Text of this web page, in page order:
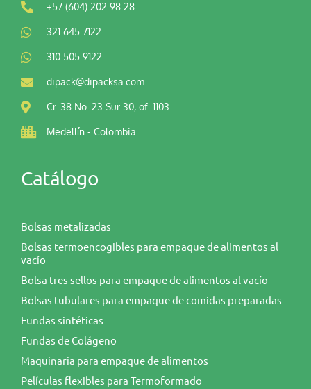
+57 (604) 202 98 28
321 645 7122
310 505 9122
dipack@dipacksa.com
Cr. 38 No. 23 Sur 30, of. 1103
Medellín - Colombia
Catálogo
Bolsas metalizadas
Bolsas termoencogibles para empaque de alimentos al
vacío
Bolsa tres sellos para empaque de alimentos al vacío
Bolsas tubulares para empaque de comidas preparadas
Fundas sintéticas
Fundas de Colágeno
Maquinaria para empaque de alimentos
Películas flexibles para Termoformado